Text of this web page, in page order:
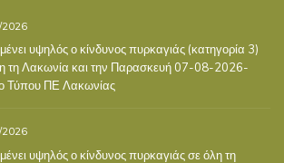
2026
υψηλός ο κίνδυνος πυρκαγιάς (κατηγορία 3)
τη Λακωνία και την Παρασκευή 07-08-2026-
Τύπου ΠΕ Λακωνίας
2026
υψηλός ο κίνδυνος πυρκαγιάς σε όλη τη